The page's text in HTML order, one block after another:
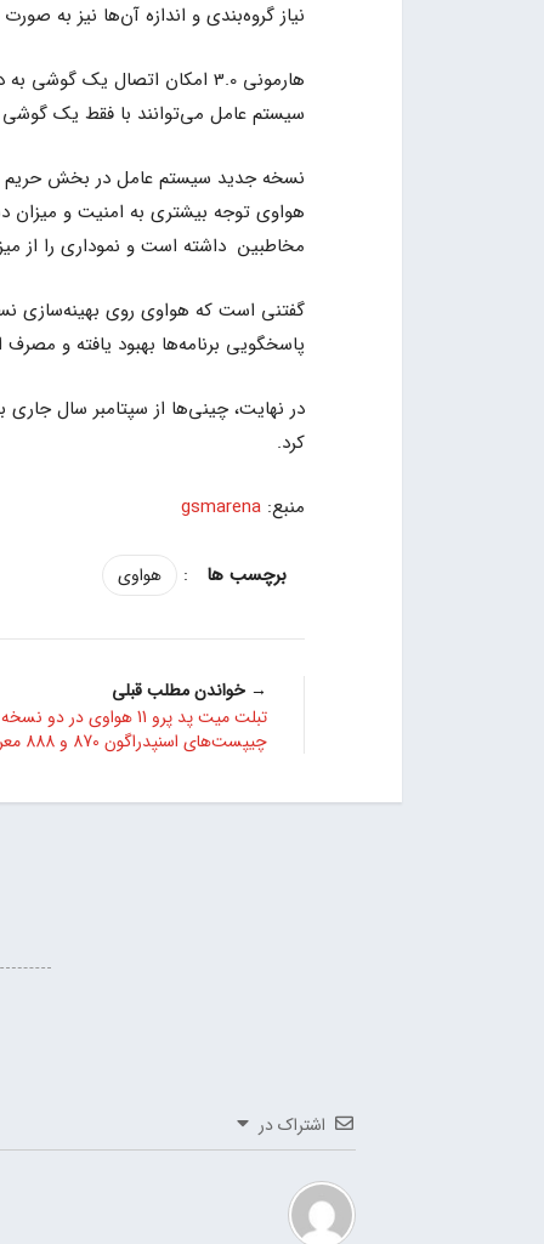
نیاز گروه‌بندی و اندازه آن‌ها نیز به
هارمونی 3.0 امکان اتصال یک
سیستم عامل می‌توانند با فقط یک
نسخه جدید سیستم عامل در بخش حریم
هواوی توجه بیشتری به امنیت و میزان
مخاطبین داشته است و نموداری را از
پاسخگویی برنامه‌ها بهبود یافته و
کرد.
منبع: gsmarena
: هواوی
→ خواندن مطلب قبلی
تبلت میت پد پرو 11 هواوی در دو
چیپست‌های اسنپدراگون 870 و 888 معرفی شد
اشتراک در